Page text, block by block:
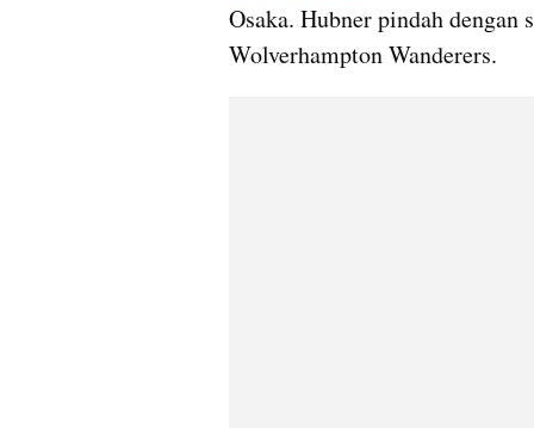
Osaka. Hubner pindah
Wolverhampton Wanderers.